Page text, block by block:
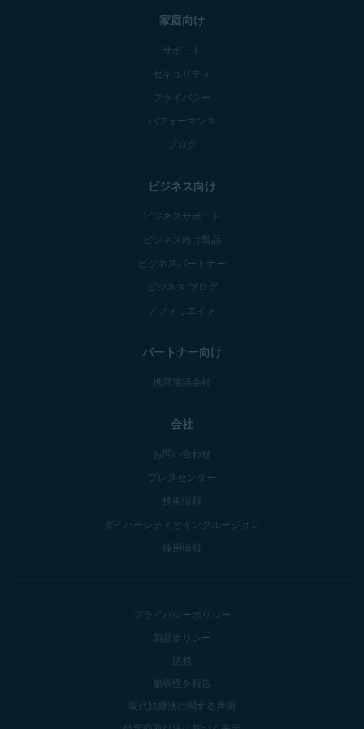
家庭向け
サポート
セキュリティ
プライバシー
パフォーマンス
ブログ
ビジネス向け
ビジネスサポート
ビジネス向け製品
ビジネスパートナー
ビジネス ブログ
アフィリエイト
パートナー向け
携帯電話会社
会社
お問い合わせ
プレスセンター
技術情報
ダイバーシティとインクルージョン
採用情報
プライバシーポリシー
製品ポリシー
法務
脆弱性を報告
現代奴隷法に関する声明